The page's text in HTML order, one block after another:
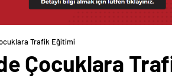
Trafik Eğitimi
Çocuklara